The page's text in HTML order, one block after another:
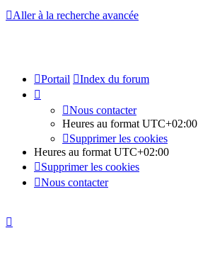
Aller à la recherche avancée
Portail Index du forum
Nous contacter
Heures au format UTC+02:00
Supprimer les cookies
Heures au format UTC+02:00
Supprimer les cookies
Nous contacter